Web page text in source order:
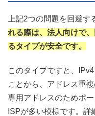
上記2つの問題を回避す
れる際は、法人向けで
るタイプが安全です。
このタイプですと、
ことから、アドレス重
専用アドレスのためポ
ISPが多い模様です。詳